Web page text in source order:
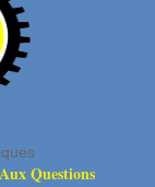
Questions